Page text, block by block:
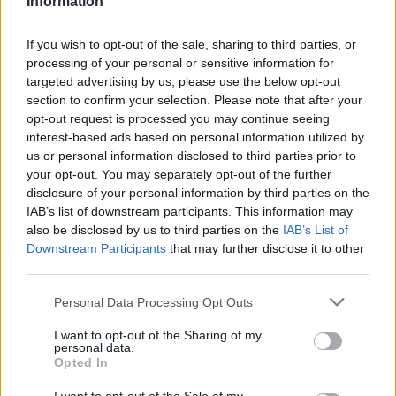
If you wish to opt-out of the sale, sharing to third parties, or
processing of your personal or sensitive information for
targeted advertising by us, please use the below opt-out
section to confirm your selection. Please note that after your
opt-out request is processed you may continue seeing
interest-based ads based on personal information utilized by
us or personal information disclosed to third parties prior to
your opt-out. You may separately opt-out of the further
disclosure of your personal information by third parties on the
IAB’s list of downstream participants. This information may
also be disclosed by us to third parties on the IAB’s List of
Downstream Participants that may further disclose it to other
Please note that this website/app uses one or more Google
not limited to your visit or usage behaviour. You may click to
grant or deny consent to Google and its third-party tags to
use your data for below specified purposes in below Google
consent section.
Personal Data Processing Opt Outs
I want to opt-out of the Sharing of my
personal data.
Opted In
Anunciación, que regresaron a su lugar original
En resumen, el Duomo de Orvieto no es solo un
monumento arquitectónico; es un símbolo de fe,
arte e historia que han convergido en este
extraordinario lugar a lo largo de los siglos.
Cada rincón de esta catedral cuenta una historia,
y cada detalle refleja la dedicación y la maestría
de aquellos que han dejado su huella en su
construcción. Sin duda, un viaje al Duomo es una
corazón de los visitantes. ¿Te animas a